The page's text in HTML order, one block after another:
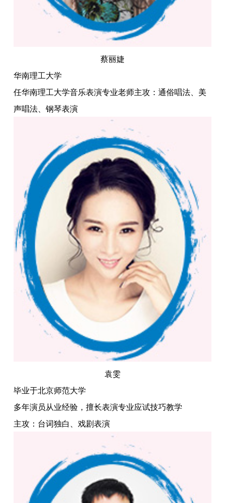
蔡丽婕
华南理工大学
任华南理工大学音乐表演专业老师主攻：通俗唱法、美
声唱法、钢琴表演
袁雯
毕业于北京师范大学
多年演员从业经验，擅长表演专业应试技巧教学
主攻：台词独白、戏剧表演